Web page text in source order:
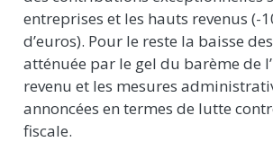
entreprises et les hauts revenus (-
d’euros). Pour le reste la baisse
atténuée par le gel du barème de
revenu et les mesures
annoncées en termes de lutte
fiscale.